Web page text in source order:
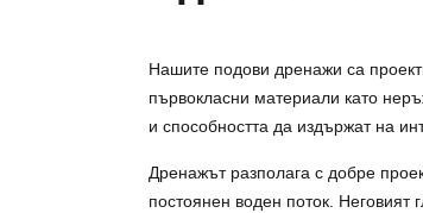
Нашите подови дренажи са
първокласни материали като
и способността да издържат на
Дренажът разполага с добре
постоянен воден поток.